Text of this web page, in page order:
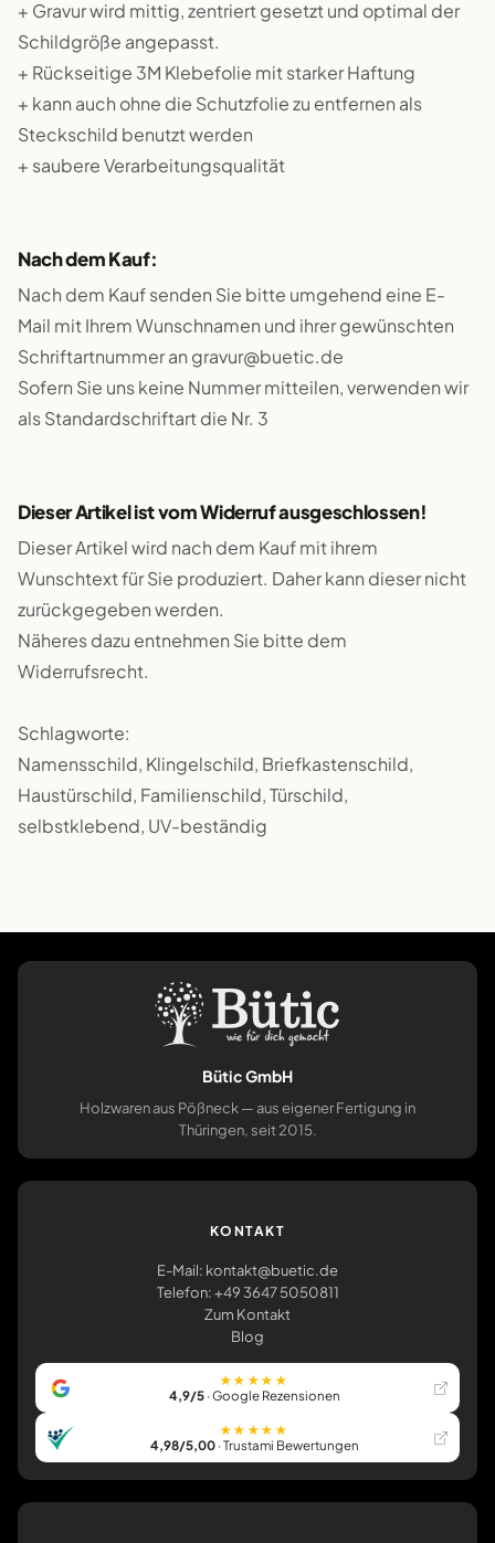
+ Gravur wird mittig, zentriert gesetzt und optimal der
Schildgröße angepasst.
+ Rückseitige 3M Klebefolie mit starker Haftung
+ kann auch ohne die Schutzfolie zu entfernen als
Steckschild benutzt werden
+ saubere Verarbeitungsqualität
Nach dem Kauf:
Nach dem Kauf senden Sie bitte umgehend eine E-
Mail mit Ihrem Wunschnamen und ihrer gewünschten
Schriftartnummer an gravur@buetic.de
Sofern Sie uns keine Nummer mitteilen, verwenden wir
als Standardschriftart die Nr. 3
Dieser Artikel ist vom Widerruf ausgeschlossen!
Dieser Artikel wird nach dem Kauf mit ihrem
Wunschtext für Sie produziert. Daher kann dieser nicht
zurückgegeben werden.
Näheres dazu entnehmen Sie bitte dem
Widerrufsrecht.
Schlagworte:
Namensschild, Klingelschild, Briefkastenschild,
Haustürschild, Familienschild, Türschild,
selbstklebend, UV-beständig
Bütic GmbH
Holzwaren aus Pößneck — aus eigener Fertigung in
Thüringen, seit 2015.
KONTAKT
E-Mail: kontakt@buetic.de
Telefon: +49 3647 5050811
Zum Kontakt
Blog
★★★★★
4,9/5· Google Rezensionen
★★★★★
4,98/5,00· Trustami Bewertungen